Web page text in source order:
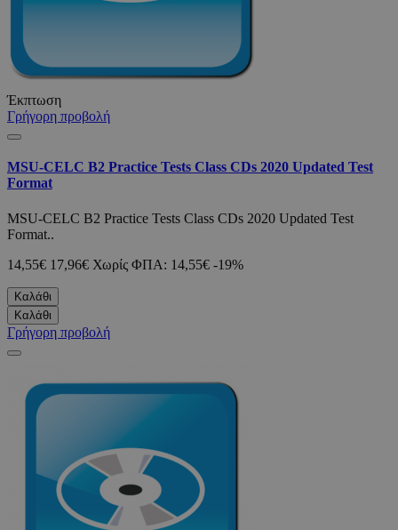
Έκπτωση
Γρήγορη προβολή
MSU-CELC B2 Practice Tests Class CDs 2020 Updated Test
Format
MSU-CELC B2 Practice Tests Class CDs 2020 Updated Test
Format..
14,55€ 17,96€ Χωρίς ΦΠΑ: 14,55€ -19%
Καλάθι
Καλάθι
Γρήγορη προβολή